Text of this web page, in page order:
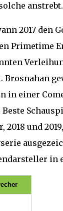
anstrebt.
2017 den
Primetime
einer
und
in